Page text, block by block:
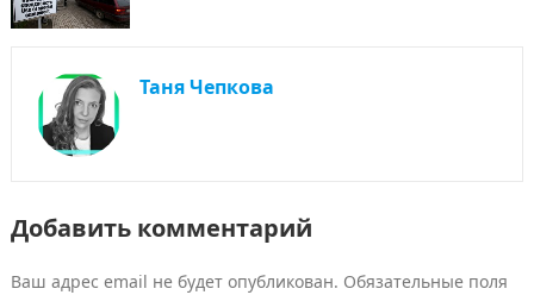
Таня Чепкова
Добавить комментарий
Ваш адрес email не будет опубликован. Обязательные поля